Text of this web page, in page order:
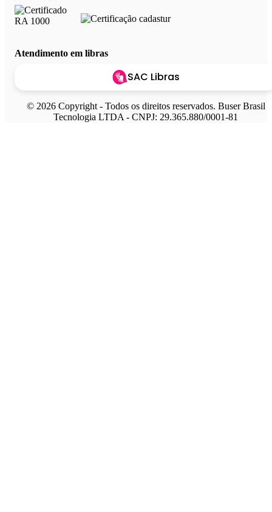
Atendimento em libras
SAC Libras
© 2026 Copyright - Todos os direitos reservados. Buser Brasil
Tecnologia LTDA - CNPJ: 29.365.880/0001-81